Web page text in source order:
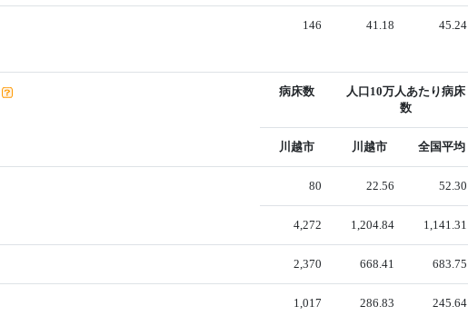
146 41.18 45.24
病床数
人口10万人あたり病床
数
川越市 川越市 全国平均
80 22.56 52.30
4,272 1,204.84 1,141.31
2,370 668.41 683.75
1,017 286.83 245.64